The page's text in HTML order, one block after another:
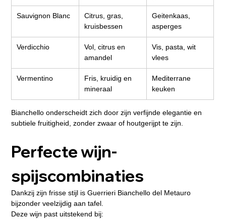
Sauvignon Blanc
Citrus, gras,
kruisbessen
Geitenkaas,
asperges
Verdicchio
Vol, citrus en
amandel
Vis, pasta, wit
vlees
Vermentino
Fris, kruidig en
mineraal
Mediterrane
keuken
Bianchello onderscheidt zich door zijn verfijnde elegantie en
subtiele fruitigheid, zonder zwaar of houtgerijpt te zijn.
Perfecte wijn-
spijscombinaties
Dankzij zijn frisse stijl is Guerrieri Bianchello del Metauro
bijzonder veelzijdig aan tafel.
Deze wijn past uitstekend bij: